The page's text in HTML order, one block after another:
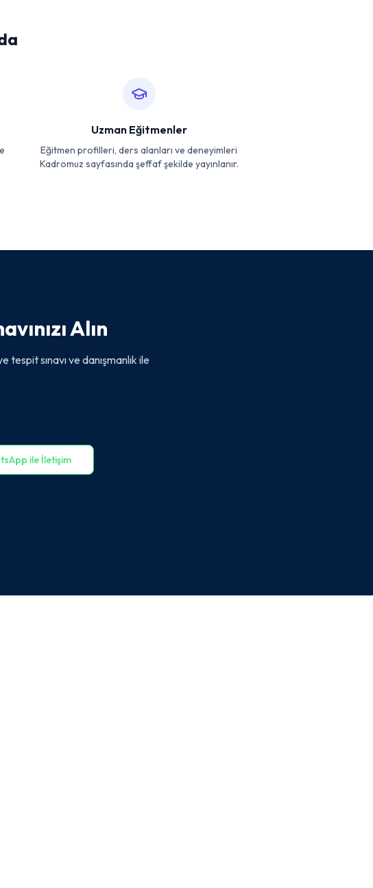
Uzman Eğitmenler
Eğitmen profilleri, ders alanları ve deneyimleri
Kadromuz sayfasında şeffaf şekilde yayınlanır.
Alın
sınavı ve danışmanlık ile
ile İletişim